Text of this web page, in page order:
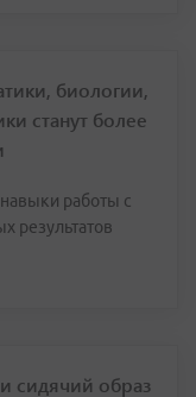
биологии,
станут более
работы с
результатов
сидячий образ